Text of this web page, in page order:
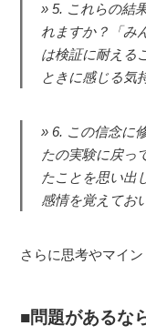
5. これらの結
れますか？「み
は検証に耐える
ときに感じる気
6. この信念に
たの実験に戻っ
たことを思い出
感情を覚えてお
さらに思考やマイ
問題があるな